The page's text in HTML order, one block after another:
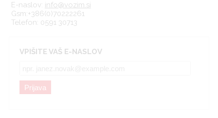
E-naslov: info@vozim.si
Gsm:+386(0)70222261
Telefon: 0591 30713
VPIŠITE VAŠ E-NASLOV
Prijava